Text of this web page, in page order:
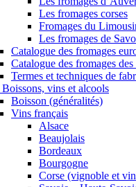
Les fromages corses
Fromages du
Les fromages de
Catalogue des fromages
Catalogue des fromages des
Termes et techniques de
vins et alcools
Boisson (généralités)
Vins français
Alsace
Beaujolais
Bordeaux
Bourgogne
Corse (vignoble et